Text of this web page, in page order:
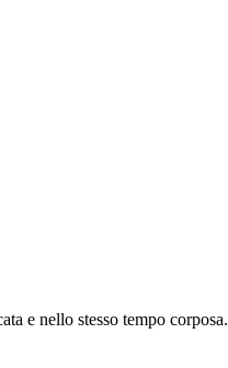
e nello stesso tempo corposa.